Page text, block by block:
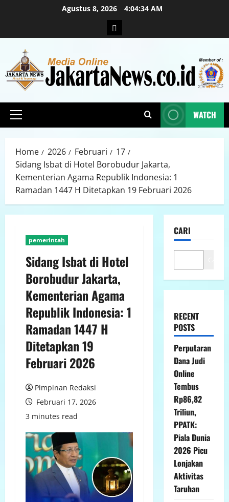
Agustus 8, 2026 4:04:36 AM
WATCH
Home 2026 Februari
17
Sidang Isbat di Hotel Borobudur Jakarta,
Kementerian Agama Republik Indonesia: 1
Ramadan 1447 H Ditetapkan 19 Februari 2026
pemerintah
Sidang Isbat di Hotel
Borobudur Jakarta,
Kementerian Agama
Republik Indonesia: 1
Ramadan 1447 H
Ditetapkan 19
Februari 2026
Pimpinan Redaksi
Februari 17, 2026
3 minutes read
CARI
RECENT
POSTS
Perputaran
Dana Judi
Online
Tembus
Rp86,82
Triliun,
PPATK:
Piala Dunia
2026 Picu
Lonjakan
Aktivitas
Taruhan